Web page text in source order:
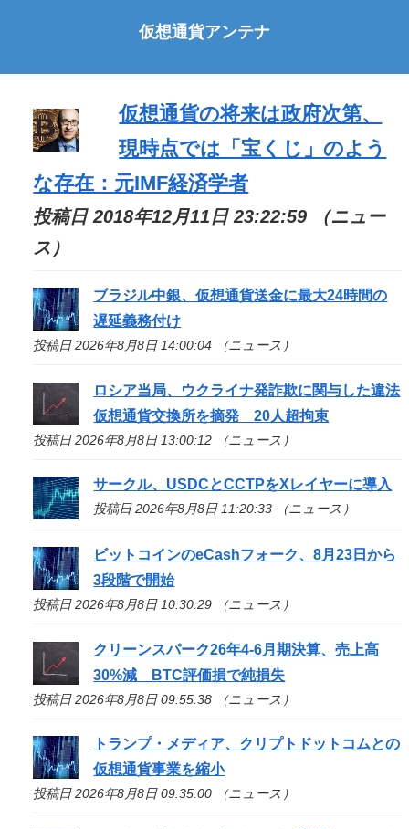
仮想通貨アンテナ
仮想通貨の将来は政府次第、
現時点では「宝くじ」のよう
な存在：元IMF経済学者
投稿日 2018年12月11日 23:22:59 （ニュー
ス）
ブラジル中銀、仮想通貨送金に最大24時間の
遅延義務付け
投稿日 2026年8月8日 14:00:04 （ニュース）
ロシア当局、ウクライナ発詐欺に関与した違法
仮想通貨交換所を摘発 20人超拘束
投稿日 2026年8月8日 13:00:12 （ニュース）
サークル、USDCとCCTPをXレイヤーに導入
投稿日 2026年8月8日 11:20:33 （ニュース）
ビットコインのeCashフォーク、8月23日から
3段階で開始
投稿日 2026年8月8日 10:30:29 （ニュース）
クリーンスパーク26年4-6月期決算、売上高
30%減 BTC評価損で純損失
投稿日 2026年8月8日 09:55:38 （ニュース）
トランプ・メディア、クリプトドットコムとの
仮想通貨事業を縮小
投稿日 2026年8月8日 09:35:00 （ニュース）